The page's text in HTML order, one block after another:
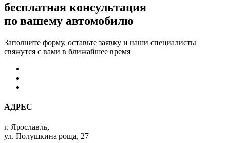
бесплатная консультация
по вашему автомобилю
Заполните форму, оставьте заявку и наши специалисты
свяжутся с вами в ближайшее время
АДРЕС
г. Ярославль,
ул. Полушкина роща, 27